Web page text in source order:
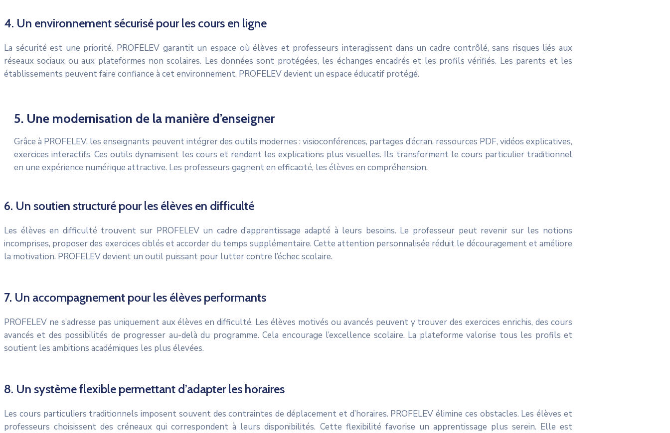
4. Un environnement sécurisé pour les cours en ligne
La sécurité est une priorité. PROFELEV garantit un espace où élèves et professeurs interagissent dans un cadre contrôlé, sans risques liés aux
réseaux sociaux ou aux plateformes non scolaires. Les données sont protégées, les échanges encadrés et les profils vérifiés. Les parents et les
établissements peuvent faire confiance à cet environnement. PROFELEV devient un espace éducatif protégé.
5. Une modernisation de la manière d’enseigner
Grâce à PROFELEV, les enseignants peuvent intégrer des outils modernes : visioconférences, partages d’écran, ressources PDF, vidéos explicatives,
exercices interactifs. Ces outils dynamisent les cours et rendent les explications plus visuelles. Ils transforment le cours particulier traditionnel
en une expérience numérique attractive. Les professeurs gagnent en efficacité, les élèves en compréhension.
6. Un soutien structuré pour les élèves en difficulté
Les élèves en difficulté trouvent sur PROFELEV un cadre d’apprentissage adapté à leurs besoins. Le professeur peut revenir sur les notions
incomprises, proposer des exercices ciblés et accorder du temps supplémentaire. Cette attention personnalisée réduit le découragement et améliore
la motivation. PROFELEV devient un outil puissant pour lutter contre l’échec scolaire.
7. Un accompagnement pour les élèves performants
PROFELEV ne s’adresse pas uniquement aux élèves en difficulté. Les élèves motivés ou avancés peuvent y trouver des exercices enrichis, des cours
avancés et des possibilités de progresser au-delà du programme. Cela encourage l’excellence scolaire. La plateforme valorise tous les profils et
soutient les ambitions académiques les plus élevées.
8. Un système flexible permettant d’adapter les horaires
Les cours particuliers traditionnels imposent souvent des contraintes de déplacement et d’horaires. PROFELEV élimine ces obstacles. Les élèves et
professeurs choisissent des créneaux qui correspondent à leurs disponibilités. Cette flexibilité favorise un apprentissage plus serein. Elle est